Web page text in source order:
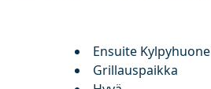
Ensuite Kylpyhuone
Grillauspaikka